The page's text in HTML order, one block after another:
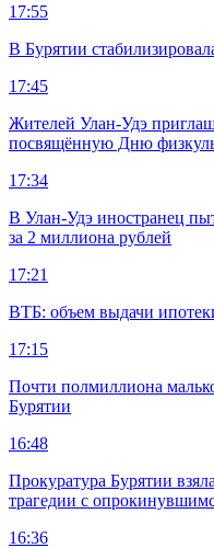
17:55
В Бурятии
17:45
Жителей Улан-Удэ
посвящённую Дню
17:34
В Улан-Удэ иностранец
за 2 миллиона рублей
17:21
ВТБ: объем выдачи
17:15
Почти полмиллиона
Бурятии
16:48
Прокуратура Бурятии
трагедии с
16:36